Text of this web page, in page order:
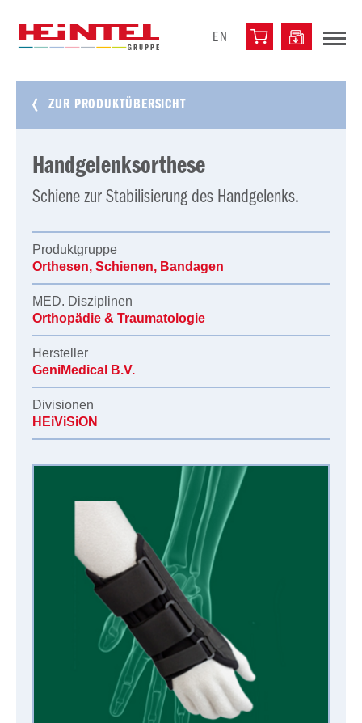
EN
ZUR PRODUKTÜBERSICHT
Handgelenksorthese
Schiene zur Stabilisierung des Handgelenks.
Produktgruppe
Orthesen, Schienen, Bandagen
MED. Disziplinen
Orthopädie & Traumatologie
Hersteller
GeniMedical B.V.
Divisionen
HEiViSiON